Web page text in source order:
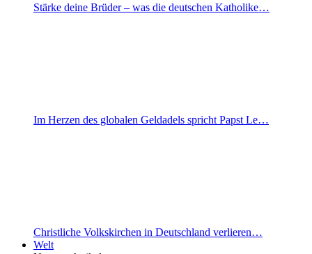
Stärke deine Brüder – was die deutschen Katholike…
Im Herzen des globalen Geldadels spricht Papst Le…
Christliche Volkskirchen in Deutschland verlieren…
Welt